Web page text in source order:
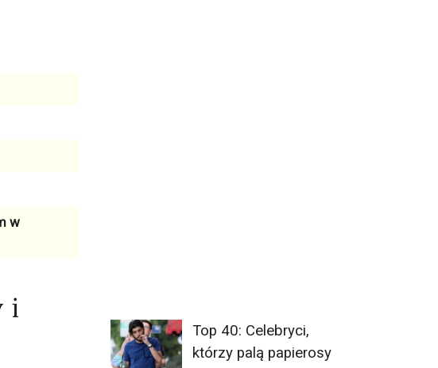
w
i
Top 40: Celebryci,
którzy palą papierosy